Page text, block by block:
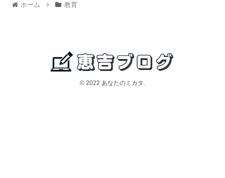
ホーム 教育
© 2022 あなたのミカタ.